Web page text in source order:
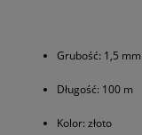
Grubość: 1,5 mm
Długość: 100 m
Kolor: złoto